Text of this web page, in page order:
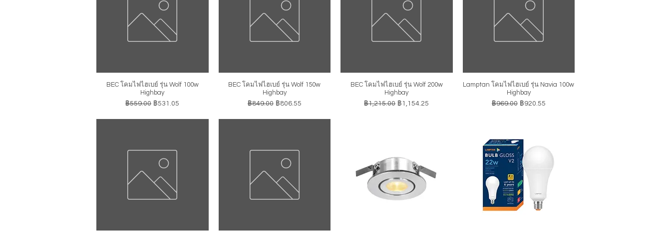
ดูข้อมูลด่วน
BEC โคมไฟไฮเบย์ รุ่น Wolf 100w
Highbay
ราคาปกติ
฿559.00 ราคาขายลด
฿531.05
ดูข้อมูลด่วน
BEC โคมไฟไฮเบย์ รุ่น Wolf 150w
Highbay
ราคาปกติ
฿849.00 ราคาขายลด
฿806.55
ดูข้อมูลด่วน
BEC โคมไฟไฮเบย์ รุ่น Wolf 200w
Highbay
ราคาปกติ
฿1,215.00 ราคาขายลด
฿1,154.25
ดูข้อมูลด่วน
Lamptan โคมไฟไฮเบย์ รุ่น Navia 100w
Highbay
ราคาปกติ
฿969.00 ราคาขายลด
฿920.55